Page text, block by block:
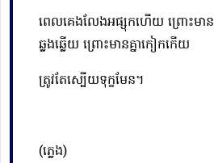
ពេលគេងលែងអផ្សុកហើយ ព្រោះមាន
ឆ្លងឆ្លើយ ព្រោះមានគ្នាកៀកកើយ
ត្រូវតែស្បើយទុក្ខមែន។
(ភ្លេង)